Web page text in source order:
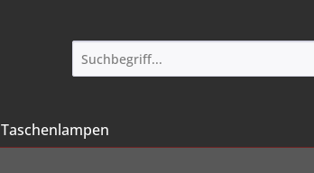
Taschenlampen